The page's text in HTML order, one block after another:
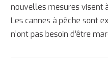
nouvelles mesures visent
Les cannes à pêche sont
n’ont pas besoin d’être